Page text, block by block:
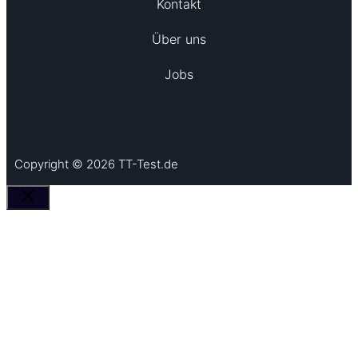
Kontakt
Über uns
Jobs
Copyright © 2026 TT-Test.de
Schließen